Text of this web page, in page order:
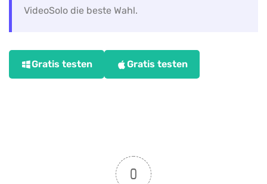
VideoSolo die beste Wahl.
Gratis testen Gratis testen
0